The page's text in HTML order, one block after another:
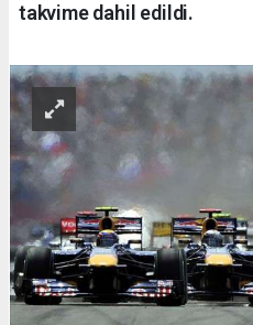
takvime dahil edildi.